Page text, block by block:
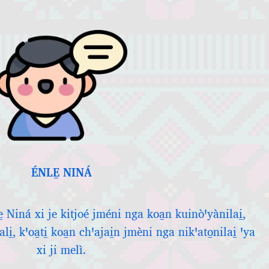
ÉNLE̱ NINÁ
Niná xi je kitjoé jméni nga koa̱n kuinòꞌyànilai̱,
kꞌoa̱ti̱ koa̱n chꞌajai̱n jmèni nga nikꞌato̱nilai̱ ꞌya
xi ji melì.